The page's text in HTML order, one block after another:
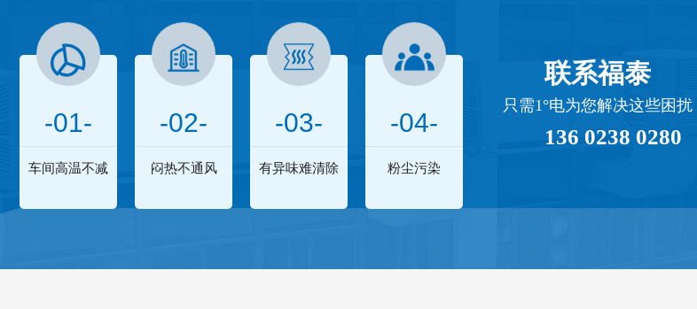
-01-
车间高温不减
-02-
闷热不通风
-03-
有异味难清除
-04-
粉尘污染
联系福泰
只需1°电为您解决这些困扰
136 0238 0280